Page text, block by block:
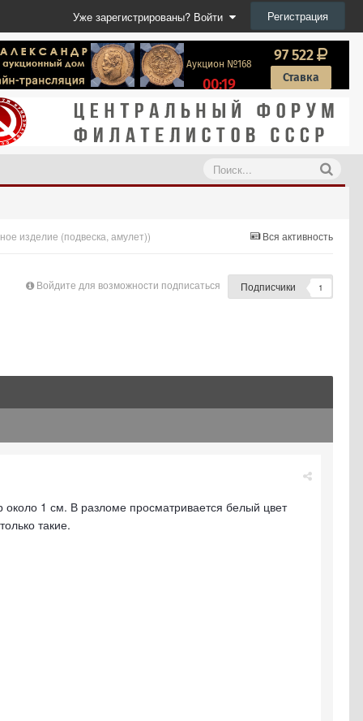
Уже зарегистрированы? Войти Регистрация
Вся активность
изделие (подвеска, амулет))
Войдите для возможности подписаться Подписчики 1
1 см. В разломе просматривается белый цвет
такие.